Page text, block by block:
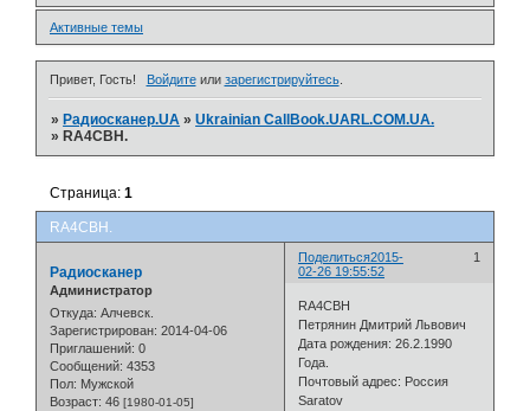
Активные темы
Привет, Гость! Войдитеили зарегистрируйтесь.
»Радиосканер.UA »Ukrainian CallBook.UARL.COM.UA.
»RA4CBH.
RA4CBH.
Страница:1
Поделиться 1
2015-
02-26 19:55:52
Радиосканер
Администратор
Откуда: Алчевск.
Зарегистрирован: 2014-04-06
Приглашений: 0
Сообщений: 4353
Пол: Мужской
Возраст: 46 [1980-01-05]
RA4CBH
Петрянин Дмитрий Львович
Дата рождения: 26.2.1990
Года.
Почтовый адрес: Россия
Saratov